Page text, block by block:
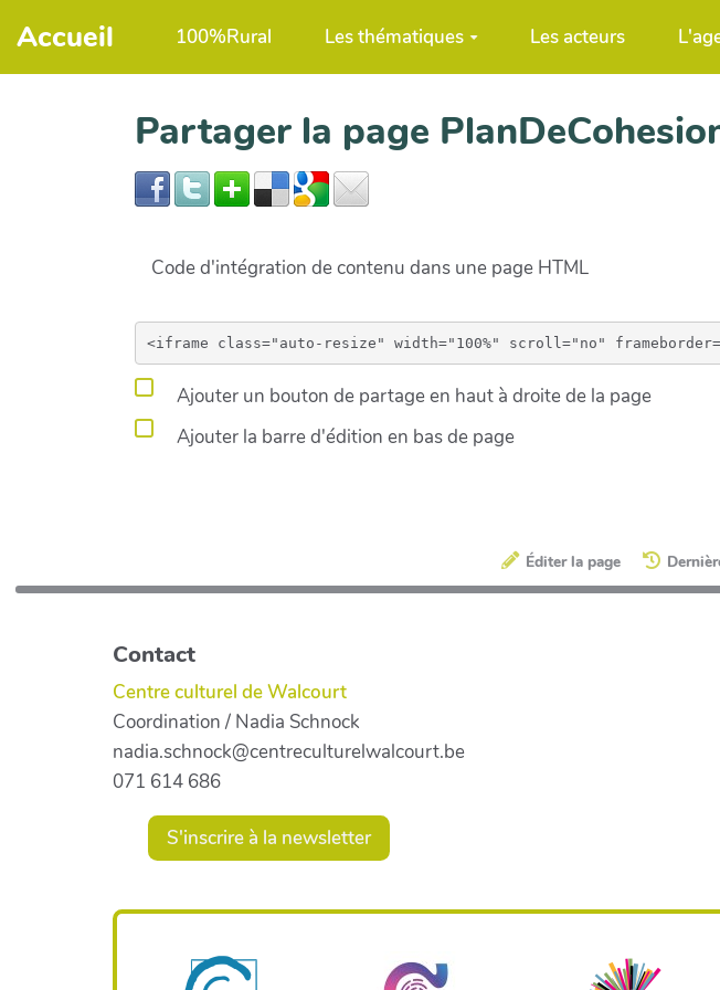
Aller au contenu principal
Accueil 100%Rural Les thématiques Les acteurs
Partager la page
Code d'intégration de contenu dans une page HTML
Ajouter un bouton de partage en haut à droite de la page
Ajouter la barre d'édition en bas de page
Éditer la page
Contact
Centre culturel de Walcourt
Coordination / Nadia Schnock
nadia.schnock@centreculturelwalcourt.be
071 614 686
S'inscrire à la newsletter